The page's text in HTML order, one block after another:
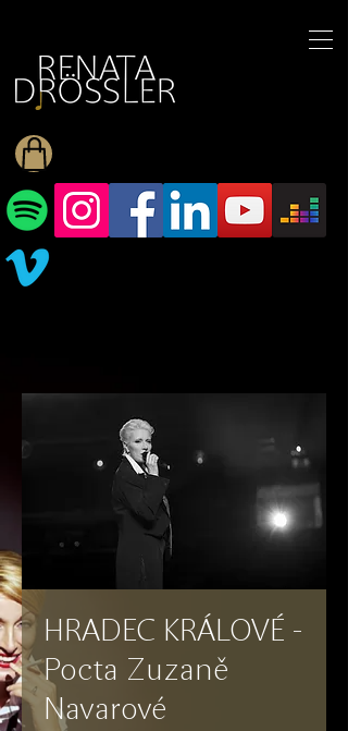
HRADEC KRÁLOVÉ -
Pocta Zuzaně
Navarové